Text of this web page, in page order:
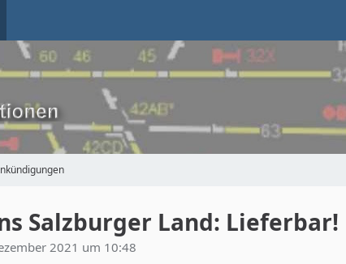
Salzburger Land: Lieferbar!
2021 um 10:48